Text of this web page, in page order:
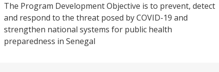
The Program Development Objective is to prevent, detect
and respond to the threat posed by COVID-19 and
strengthen national systems for public health
preparedness in Senegal